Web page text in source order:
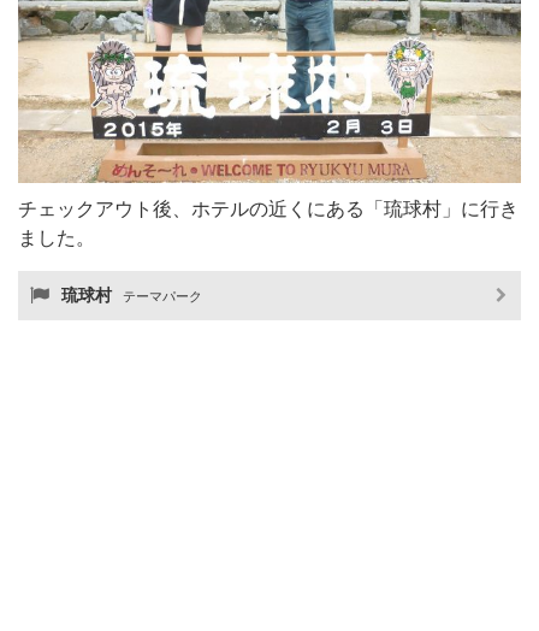
チェックアウト後、ホテルの近くにある「琉球村」に行き
ました。
琉球村 テーマパーク